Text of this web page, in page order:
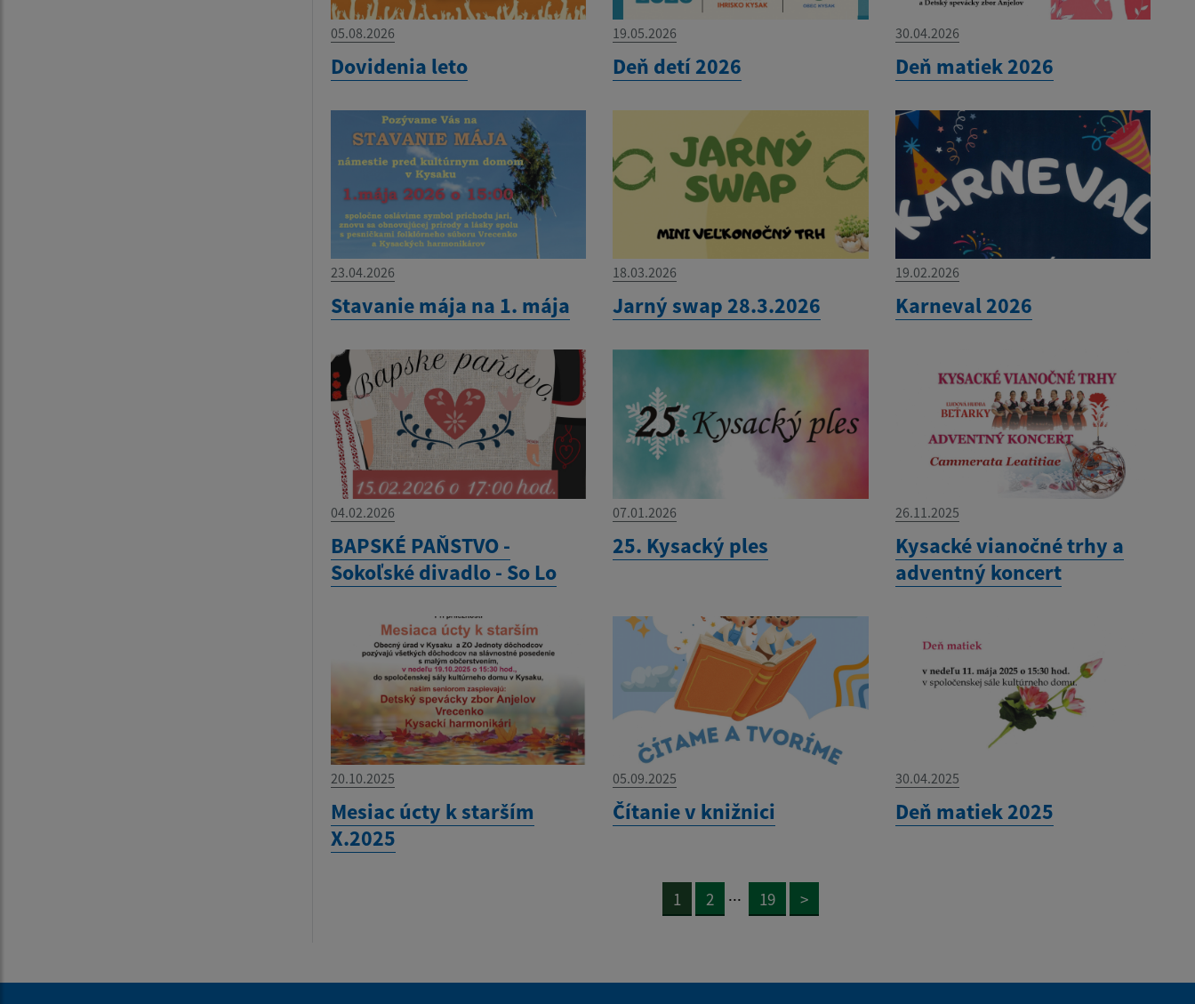
05.08.2026
Dovidenia leto
19.05.2026
Deň detí 2026
30.04.2026
Deň matiek 2026
23.04.2026
Stavanie mája na 1. mája
18.03.2026
Jarný swap 28.3.2026
19.02.2026
Karneval 2026
04.02.2026
BAPSKÉ PAŇSTVO -
Sokoľské divadlo - So Lo
07.01.2026
25. Kysacký ples
26.11.2025
Kysacké vianočné trhy a
adventný koncert
20.10.2025
Mesiac úcty k starším
X.2025
05.09.2025
Čítanie v knižnici
30.04.2025
Deň matiek 2025
1 2 ... 19 >